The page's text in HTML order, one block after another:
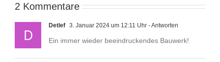
2 Kommentare
Detlef 3. Januar 2024 um 12:11 Uhr - Antworten
Ein immer wieder beeindruckendes Bauwerk!